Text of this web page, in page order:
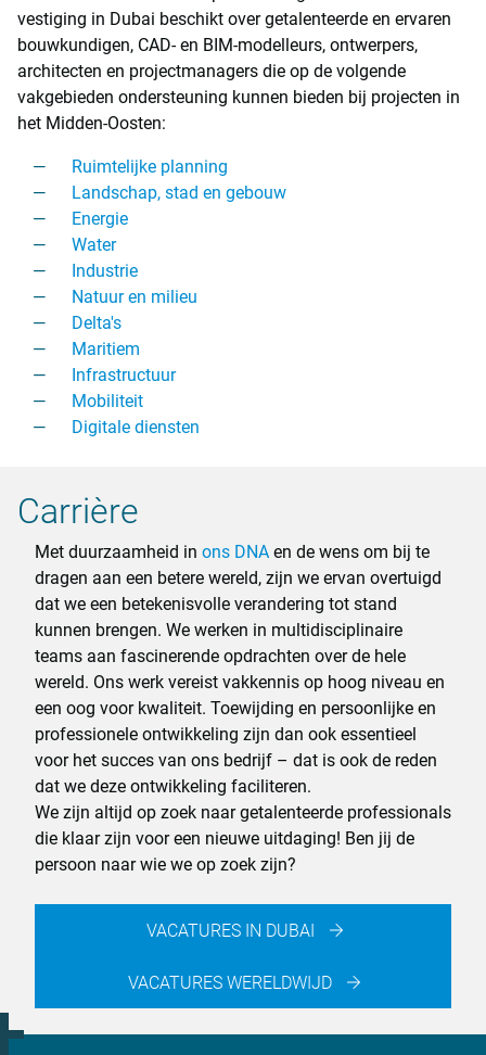
vestiging in Dubai beschikt over getalenteerde en ervaren
bouwkundigen, CAD- en BIM-modelleurs, ontwerpers,
architecten en projectmanagers die op de volgende
vakgebieden ondersteuning kunnen bieden bij projecten in
het Midden-Oosten:
Ruimtelijke planning
Landschap, stad en gebouw
Energie
Water
Industrie
Natuur en milieu
Delta's
Maritiem
Infrastructuur
Mobiliteit
Digitale diensten
Carrière
Met duurzaamheid in ons DNA en de wens om bij te
dragen aan een betere wereld, zijn we ervan overtuigd
dat we een betekenisvolle verandering tot stand
kunnen brengen. We werken in multidisciplinaire
teams aan fascinerende opdrachten over de hele
wereld. Ons werk vereist vakkennis op hoog niveau en
een oog voor kwaliteit. Toewijding en persoonlijke en
professionele ontwikkeling zijn dan ook essentieel
voor het succes van ons bedrijf – dat is ook de reden
dat we deze ontwikkeling faciliteren.
We zijn altijd op zoek naar getalenteerde professionals
die klaar zijn voor een nieuwe uitdaging! Ben jij de
persoon naar wie we op zoek zijn?
VACATURES IN DUBAI
VACATURES WERELDWIJD